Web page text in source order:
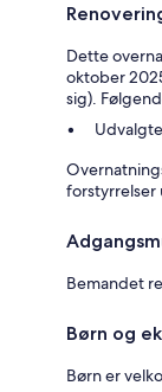
Dette
oktober
sig).
forstyrrelser
Bemandet
Børn og
Børn er